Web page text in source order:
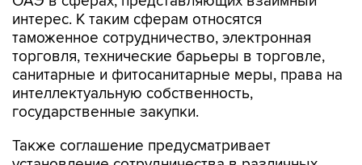
интерес. К таким сферам относятся
таможенное сотрудничество, электронная
торговля, технические барьеры в торговле,
санитарные и фитосанитарные меры, права на
интеллектуальную собственность,
государственные закупки.
Также соглашение предусматривает